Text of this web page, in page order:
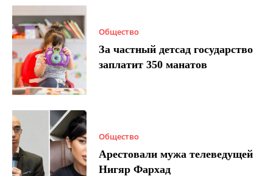
Общество
За частный детсад государство
заплатит 350 манатов
Общество
Арестовали мужа телеведущей
Нигяр Фархад